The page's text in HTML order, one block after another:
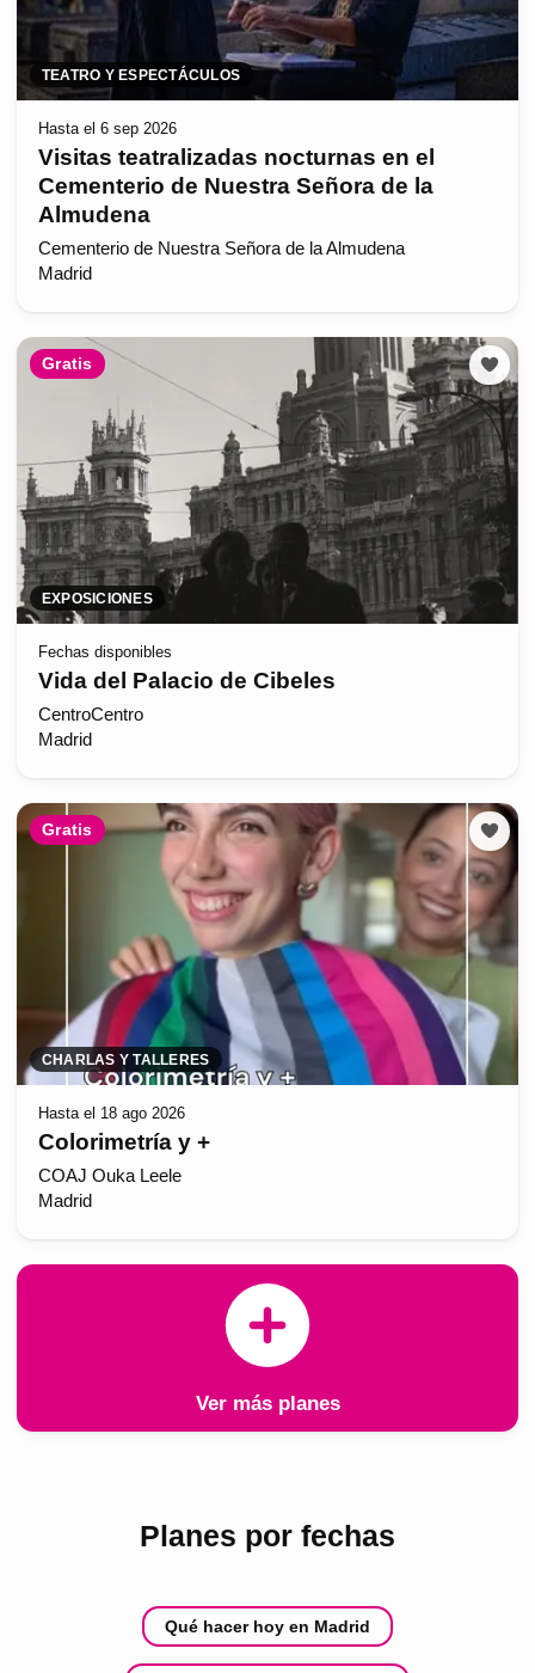
TEATRO Y ESPECTÁCULOS
Hasta el 6 sep 2026
Visitas teatralizadas nocturnas en el
Cementerio de Nuestra Señora de la
Almudena
Cementerio de Nuestra Señora de la Almudena
Madrid
Gratis
EXPOSICIONES
Fechas disponibles
Vida del Palacio de Cibeles
CentroCentro
Madrid
Gratis
CHARLAS Y TALLERES
Hasta el 18 ago 2026
Colorimetría y +
COAJ Ouka Leele
Madrid
Ver más planes
Planes por fechas
Qué hacer hoy en Madrid